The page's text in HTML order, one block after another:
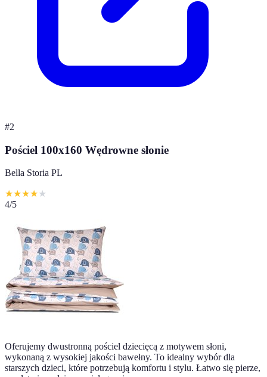
#2
Pościel 100x160 Wędrowne słonie
Bella Storia PL
★★★★★
4/5
Oferujemy dwustronną pościel dziecięcą z motywem słoni,
wykonaną z wysokiej jakości bawełny. To idealny wybór dla
starszych dzieci, które potrzebują komfortu i stylu. Łatwo się pierze,